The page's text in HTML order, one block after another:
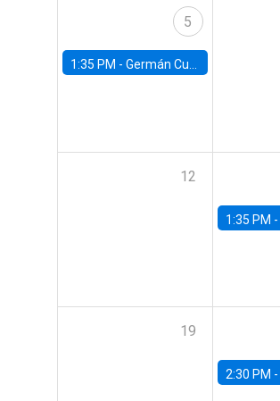
5
1:35 PM - Germán Cubas, University of Houston
12
1:35 PM -
19
2:30 PM -